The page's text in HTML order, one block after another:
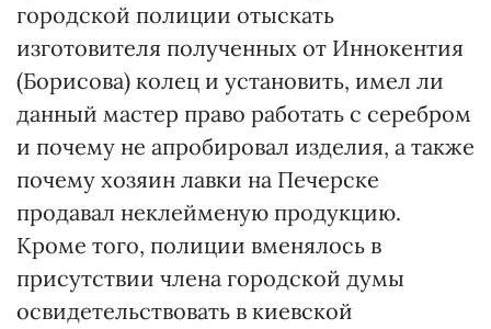
городской полиции отыскать
изготовителя полученных от Иннокентия
(Борисова) колец и установить, имел ли
данный мастер право работать с серебром
и почему не апробировал изделия, а также
почему хозяин лавки на Печерске
продавал неклейменую продукцию.
Кроме того, полиции вменялось в
присутствии члена городской думы
освидетельствовать в киевской